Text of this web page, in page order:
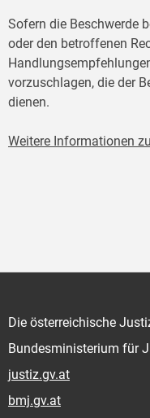
Sofern die Beschwerde
oder den betroffenen
vorzuschlagen, die der
dienen.
Weitere Informationen
Die österreichische
Bundesministerium für
justiz.gv.at
bmj.gv.at